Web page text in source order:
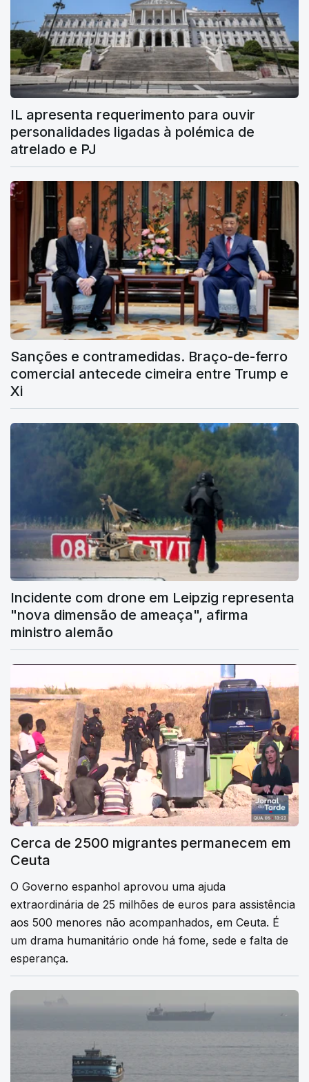
IL apresenta requerimento para ouvir
personalidades ligadas à polémica de
atrelado e PJ
Sanções e contramedidas. Braço-de-ferro
comercial antecede cimeira entre Trump e
Xi
Incidente com drone em Leipzig representa
"nova dimensão de ameaça", afirma
ministro alemão
Cerca de 2500 migrantes permanecem em
Ceuta
O Governo espanhol aprovou uma ajuda
extraordinária de 25 milhões de euros para assistência
aos 500 menores não acompanhados, em Ceuta. É
um drama humanitário onde há fome, sede e falta de
esperança.